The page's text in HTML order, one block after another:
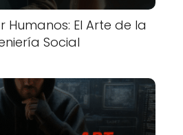
Humanos: El Arte de la
Social